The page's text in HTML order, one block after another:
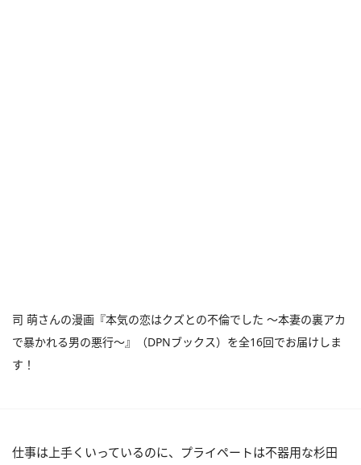
司 萌さんの漫画『本気の恋はクズとの不倫でした ～本妻の裏アカ
で暴かれる男の悪行～』（DPNブックス）を全16回でお届けしま
す！
仕事は上手くいっているのに、プライペートは不器用な杉田